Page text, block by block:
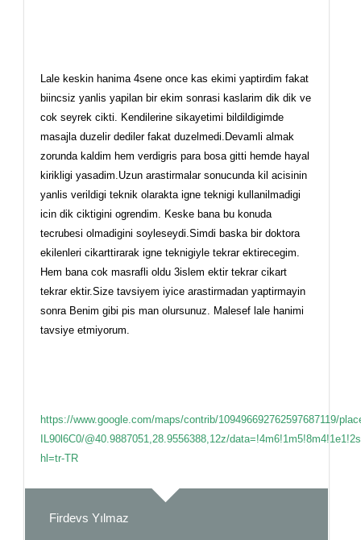
Lale keskin hanima 4sene once kas ekimi yaptirdim fakat
biincsiz yanlis yapilan bir ekim sonrasi kaslarim dik dik ve
cok seyrek cikti. Kendilerine sikayetimi bildildigimde
masajla duzelir dediler fakat duzelmedi.Devamli almak
zorunda kaldim hem verdigris para bosa gitti hemde hayal
kirikligi yasadim.Uzun arastirmalar sonucunda kil acisinin
yanlis verildigi teknik olarakta igne teknigi kullanilmadigi
icin dik ciktigini ogrendim. Keske bana bu konuda
tecrubesi olmadigini soyleseydi.Simdi baska bir doktora
ekilenleri cikarttirarak igne teknigiyle tekrar ektirecegim.
Hem bana cok masrafli oldu 3islem ektir tekrar cikart
tekrar ektir.Size tavsiyem iyice arastirmadan yaptirmayin
sonra Benim gibi pis man olursunuz. Malesef lale hanimi
tavsiye etmiyorum.
https://www.google.com/maps/contrib/109496692762597687119/
IL90l6C0/@40.9887051,28.9556388,12z/
hl=tr-TR
Firdevs Yılmaz